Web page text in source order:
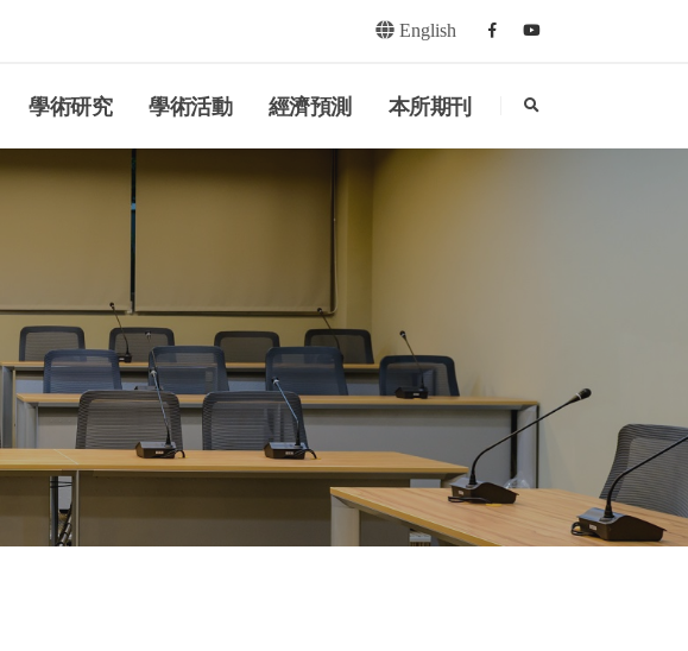
English Facebookyoutube
學術研究 學術活動 經濟預測 本所期刊 search